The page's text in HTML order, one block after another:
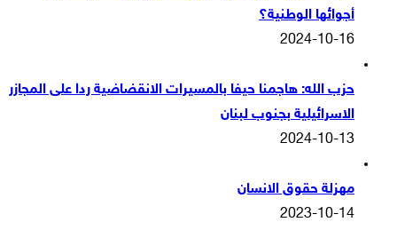
أجوائها الوطنية؟
2024-10-16
حزب الله: هاجمنا حيفا بالمسيرات الانقضاضية ردا على المجازر
الاسرائيلية بجنوب لبنان
2024-10-13
مهزلة حقوق الانسان
2023-10-14